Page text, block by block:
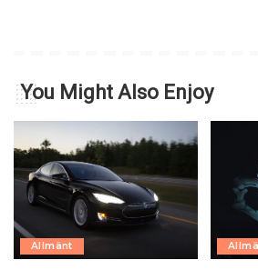
You Might Also Enjoy
Allmänt